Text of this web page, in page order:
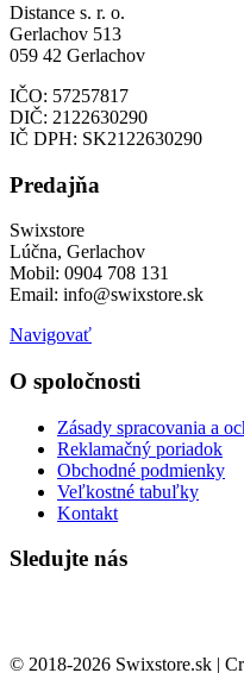
Distance s. r. o.
Gerlachov 513
059 42 Gerlachov
IČO: 57257817
DIČ: 2122630290
IČ DPH: SK2122630290
Predajňa
Swixstore
Lúčna, Gerlachov
Mobil: 0904 708 131
Email: info@swixstore.sk
Navigovať
O spoločnosti
Zásady spracovania a
Reklamačný poriadok
Obchodné podmienky
Veľkostné tabuľky
Kontakt
Sledujte nás
© 2018-2026 Swixstore.sk |